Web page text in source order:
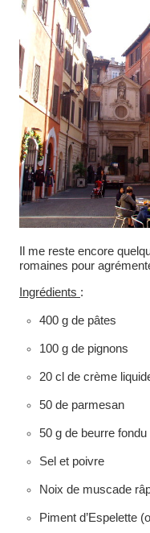
Il me reste encore
romaines pour
Ingrédients :
400 g de pâtes
100 g de pignons
20 cl de crème
50 de parmesan
50 g de beurre fondu
Sel et poivre
Noix de muscade
Piment d’Espelette